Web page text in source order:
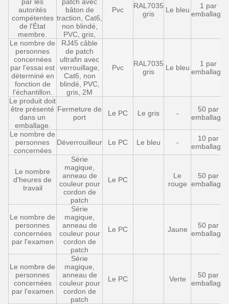
autorités
compétentes
de l'État
membre.
bâton de
traction, Cat6,
non blindé,
PVC, gris,
Pvc
RAL7035
gris
Le bleu
1 par
emballage
Le nombre de
personnes
concernées
par l'essai est
déterminé en
fonction de
l'échantillon.
RJ45 câble
de patch
ultrafin avec
verrouillage,
Cat6, non
blindé, PVC,
gris, 2M
Pvc
RAL7035
gris
Le bleu
1 par
emballage
Le produit doit
être présenté
dans un
emballage.
Fermeture de
port
Le PC Le gris -
50 par
emballage
Le nombre de
personnes
concernées
Déverrouilleur Le PC Le bleu -
10 par
emballage
Le nombre
d'heures de
travail
Série
magique,
anneau de
couleur pour
cordon de
patch
Le PC
Le
rouge
50 par
emballage
Le nombre de
personnes
concernées
par l'examen
Série
magique,
anneau de
couleur pour
cordon de
patch
Le PC Jaune
50 par
emballage
Le nombre de
personnes
concernées
par l'examen
Série
magique,
anneau de
couleur pour
cordon de
patch
Le PC Verte
50 par
emballage